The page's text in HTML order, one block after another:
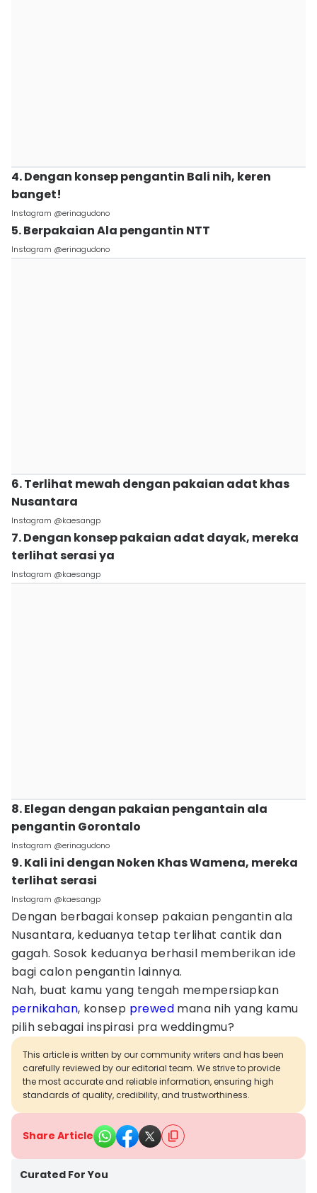
4. Dengan konsep pengantin Bali nih, keren
banget!
Instagram @erinagudono
5. Berpakaian Ala pengantin NTT
Instagram @erinagudono
6. Terlihat mewah dengan pakaian adat khas
Nusantara
Instagram @kaesangp
7. Dengan konsep pakaian adat dayak, mereka
terlihat serasi ya
Instagram @kaesangp
8. Elegan dengan pakaian pengantain ala
pengantin Gorontalo
Instagram @erinagudono
9. Kali ini dengan Noken Khas Wamena, mereka
terlihat serasi
Instagram @kaesangp
Dengan berbagai konsep pakaian pengantin ala
Nusantara, keduanya tetap terlihat cantik dan
gagah. Sosok keduanya berhasil memberikan ide
bagi calon pengantin lainnya.
Nah, buat kamu yang tengah mempersiapkan
pernikahan, konsep prewed mana nih yang kamu
pilih sebagai inspirasi pra weddingmu?
This article is written by our community writers and has been
carefully reviewed by our editorial team. We strive to provide
the most accurate and reliable information, ensuring high
standards of quality, credibility, and trustworthiness.
Share Article
Curated For You